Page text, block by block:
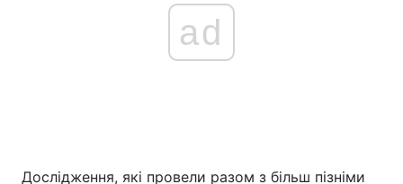
ad
Дослідження, які провели разом з більш пізніми